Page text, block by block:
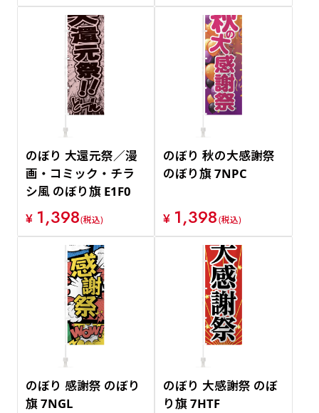
のぼり 大還元祭／漫
画・コミック・チラ
シ風 のぼり旗 E1F0
¥ 1,398(税込)
のぼり 秋の大感謝祭
のぼり旗 7NPC
¥ 1,398(税込)
のぼり 感謝祭 のぼり
旗 7NGL
のぼり 大感謝祭 のぼ
り旗 7HTF